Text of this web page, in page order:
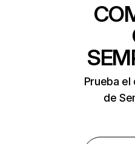
Prueba
de